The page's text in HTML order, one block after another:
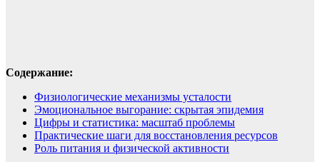
Содержание:
Физиологические механизмы усталости
Эмоциональное выгорание: скрытая эпидемия
Цифры и статистика: масштаб проблемы
Практические шаги для восстановления ресурсов
Роль питания и физической активности